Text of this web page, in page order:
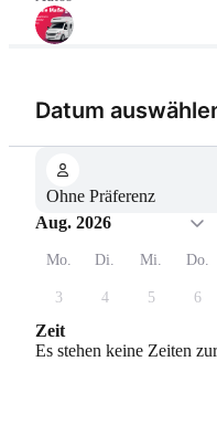
Datum
Ohne Präferenz
Aug. 2026
Mo. Di. Mi. Do.
3 4 5 6
Zeit
Es stehen keine Zeiten